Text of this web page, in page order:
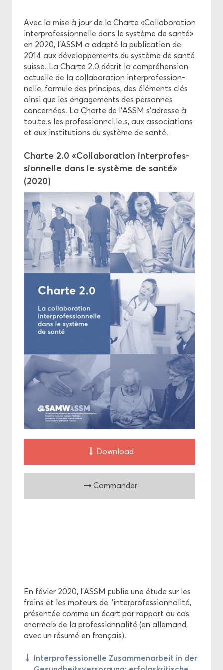
Pro­mo­tion
Éthique
Avec la mise à jour de la Charte «Col­la­bo­ra­tion
in­ter­pro­fes­sion­nelle dans le sys­tème de santé»
en 2020, l’ASSM a adap­té la pu­bli­ca­tion de
2014 aux dé­ve­lop­pe­ments du sys­tème de santé
suisse. La Charte 2.0 dé­crit la com­pré­hen­sion
ac­tuelle de la col­la­bo­ra­tion in­ter­pro­fes­sion­
nelle, for­mule des prin­cipes, des élé­ments clés
ainsi que les en­ga­ge­ments des per­sonnes
concer­nées. La Charte de l’ASSM s’adresse à
tou.te.s les pro­fes­sion­nel.le.s, aux as­so­cia­tions
et aux ins­ti­tu­tions du sys­tème de santé.
Charte 2.0 «Col­la­bo­ra­tion in­ter­pro­fes­
sion­nelle dans le sys­tème de santé»
(2020)
Down­load
Com­man­der
En fé­vier 2020, l'ASSM pu­blie une étude sur les
freins et les mo­teurs de l'in­ter­pro­fes­sion­na­li­té,
pré­sen­tée comme un écart par rap­port au cas
«nor­mal» de la pro­fes­sion­na­li­té (en al­le­mand,
avec un ré­su­mé en fran­çais).
In­ter­pro­fes­sio­nelle Zu­sam­me­nar­beit in der